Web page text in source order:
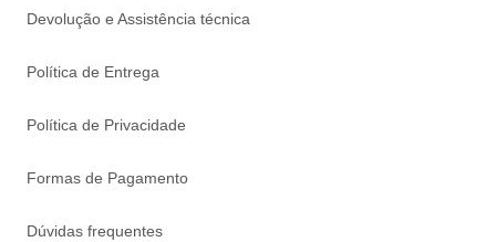
Devolução e Assistência técnica
Política de Entrega
Política de Privacidade
Formas de Pagamento
Dúvidas frequentes